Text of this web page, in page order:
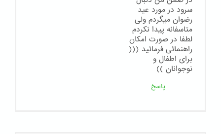
سرود در مورد عید
رضوان میگردم ولی
متاسفانه پیدا نکردم
لطفا در صورت امکان
راهنمائی فرمائید (((
برای اطفال و
نوجوانان ))
پاسخ